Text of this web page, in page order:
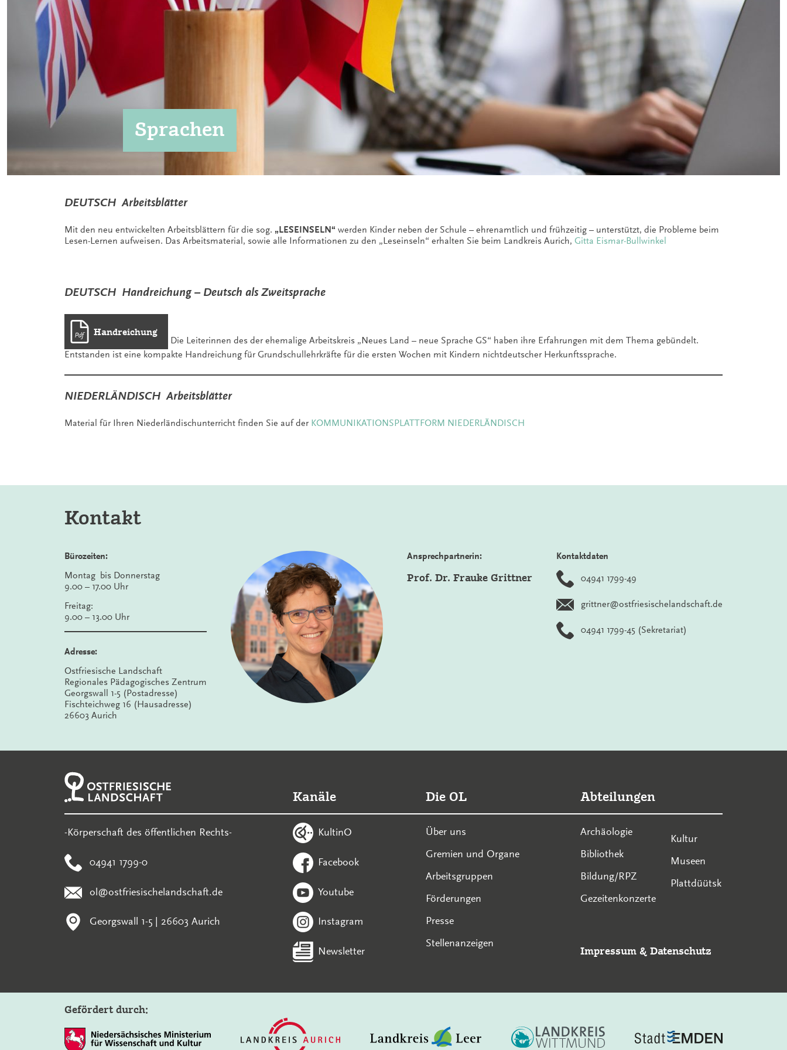
Sprachen
DEUTSCH Arbeitsblätter
Mit den neu entwickelten Arbeitsblättern für die sog. „LESEINSELN“ werden Kinder neben der Schule – ehrenamtlich und frühzeitig – unterstützt, die Probleme beim
Lesen-Lernen aufweisen. Das Arbeitsmaterial, sowie alle Informationen zu den „Leseinseln“ erhalten Sie beim Landkreis Aurich, Gitta Eismar-Bullwinkel
DEUTSCH Handreichung – Deutsch als Zweitsprache
Handreichung
Die Leiterinnen des der ehemalige Arbeitskreis „Neues Land – neue Sprache GS“ haben ihre Erfahrungen mit dem Thema gebündelt.
Entstanden ist eine kompakte Handreichung für Grundschullehrkräfte für die ersten Wochen mit Kindern nichtdeutscher Herkunftssprache.
NIEDERLÄNDISCH Arbeitsblätter
Material für Ihren Niederländischunterricht finden Sie auf der KOMMUNIKATIONSPLATTFORM NIEDERLÄNDISCH
Kontakt
Bürozeiten:
Montag bis Donnerstag
9.00 – 17.00 Uhr
Freitag:
9.00 – 13.00 Uhr
Adresse:
Ostfriesische Landschaft
Regionales Pädagogisches Zentrum
Georgswall 1-5 (Postadresse)
Fischteichweg 16 (Hausadresse)
26603 Aurich
Ansprechpartnerin:
Prof. Dr. Frauke Grittner
Kontaktdaten
04941 1799-49
grittner@ostfriesischelandschaft.de
04941 1799-45 (Sekretariat)
-Körperschaft des öffentlichen Rechts-
04941 1799-0
ol@ostfriesischelandschaft.de
Georgswall 1-5 | 26603 Aurich
Kanäle
KultinO
Facebook
Youtube
Instagram
Newsletter
Die OL
Über uns
Gremien und Organe
Arbeitsgruppen
Förderungen
Presse
Stellenanzeigen
Abteilungen
Archäologie
Bibliothek
Bildung/RPZ
Gezeitenkonzerte
Kultur
Museen
Plattdüütsk
Impressum & Datenschutz
Gefördert durch: